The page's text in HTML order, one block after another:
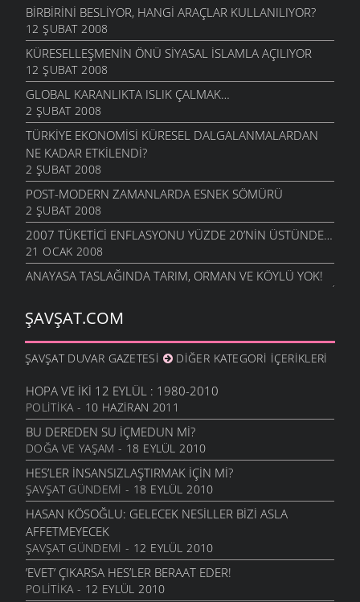
BIRBIRINI BESLIYOR, HANGI ARAÇLAR KULLANILIYOR?
12 ŞUBAT 2008
KÜRESELLEŞMENIN ÖNÜ SIYASAL İSLAMLA AÇILIYOR
12 ŞUBAT 2008
GLOBAL KARANLIKTA ISLIK ÇALMAK…
2 ŞUBAT 2008
TÜRKIYE EKONOMISI KÜRESEL DALGALANMALARDAN
NE KADAR ETKILENDI?
2 ŞUBAT 2008
POST-MODERN ZAMANLARDA ESNEK SÖMÜRÜ
2 ŞUBAT 2008
2007 TÜKETICI ENFLASYONU YÜZDE 20’NIN ÜSTÜNDE…
21 OCAK 2008
ANAYASA TASLAĞINDA TARIM, ORMAN VE KÖYLÜ YOK!
IMF, GELECEĞIMIZ VE SINSI PLANLAR
BAŞBAKAN’IN IMF BORÇLARINI ÖDEDIK MASALI
100 ZENGIN TÜRK, 14 MILYON SEFIL TÜRK’E BEDEL
9 NISAN 2007
ZARARINA MEDYA, TELAFISI AVANTA
9 NISAN 2007
KÜRESEL ISINMA YOKSULU VURACAK
30 MART 2007
ŞAVŞAT.COM
ŞAVŞAT DUVAR GAZETESI DIĞER KATEGORI İÇERIKLERI
HOPA VE İKI 12 EYLÜL : 1980-2010
POLITIKA- 10 HAZIRAN 2011
BU DEREDEN SU IÇMEDUN MI?
DOĞA VE YAŞAM - 18 EYLÜL 2010
HES’LER INSANSIZLAŞTIRMAK IÇIN MI?
ŞAVŞAT GÜNDEMI - 18 EYLÜL 2010
HASAN KÖSOĞLU: GELECEK NESILLER BIZI ASLA
AFFETMEYECEK
ŞAVŞAT GÜNDEMI - 12 EYLÜL 2010
’EVET’ ÇIKARSA HES’LER BERAAT EDER!
POLITIKA- 12 EYLÜL 2010